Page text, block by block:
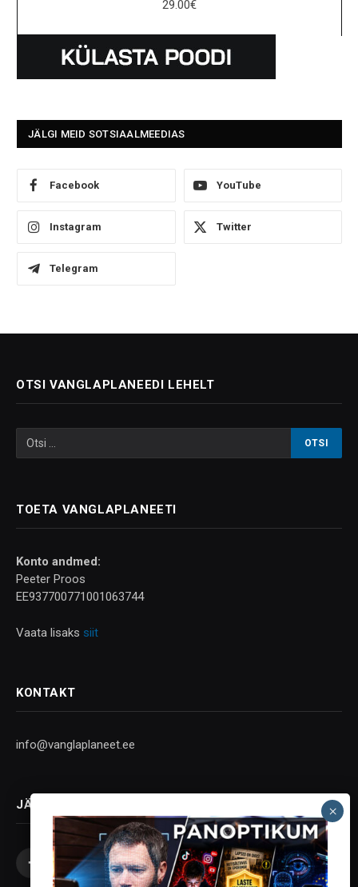
29.00€
JÄLGI MEID SOTSIAALMEEDIAS
Facebook YouTube
Instagram Twitter
Telegram
OTSI VANGLAPLANEEDI LEHELT
TOETA VANGLAPLANEETI
Konto andmed:
Peeter Proos
EE937700771001063744
Vaata lisaks siit
KONTAKT
info@vanglaplaneet.ee
JÄLGI SOTSIAALMEEDIAS
Facebook
X
InstagramYouTubeTelegram